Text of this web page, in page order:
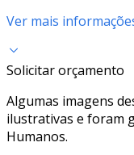
Ver mais
Solicitar orçamento
Algumas imagens
ilustrativas e foram
Humanos.